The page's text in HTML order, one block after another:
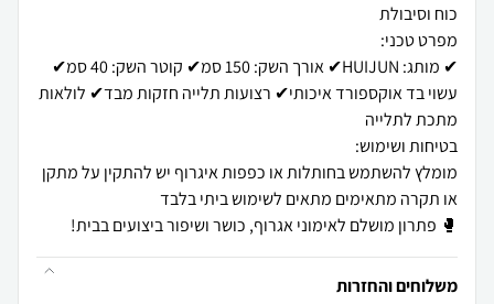
✔ מותג: HUIJUN✔ אורך השק: 150 סמ✔ קוטר השק: 40 סמ✔
עשוי בד אוקספורד איכותי✔ רצועות תלייה חזקות מבד✔ לולאות
מומלץ להשתמש בחותלות או כפפות איגרוף יש להתקין על מתקן
🥊 פתרון מושלם לאימוני אגרוף, כושר ושיפור ביצועים בבית!
משלוחים והחזרות